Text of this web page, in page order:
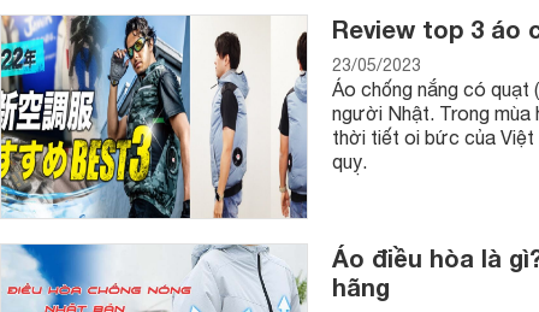
độ bền cao, thích hợp cho những kỳ nghỉ dưỡng, đi làm, đi
Về kết cấu
Mặc dù nam giới thường chọn những chiếc ba lô nam có
việc kết cấu bên trong của ba lô đơn giản. Các ngăn phụ,
ngăn nắp nhất, đồ đạc dễ tìm không bị xáo trộn lên nhau.
Review top 3 áo
23/05/2023
Áo chống nắng có quạt
người Nhật. Trong mùa
thời tiết oi bức của Việt
quỵ.
Áo điều hòa là
hãng